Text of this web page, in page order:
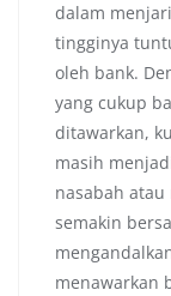
dalam
tingginya
oleh bank.
yang cukup
ditawarkan,
masih
nasabah
semakin
menawarkan